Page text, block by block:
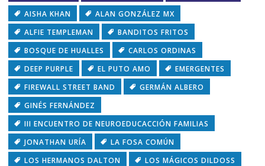
AISHA KHAN
ALAN GONZÁLEZ MX
ALFIE TEMPLEMAN
BANDITOS FRITOS
BOSQUE DE HUALLES
CARLOS ORDINAS
DEEP PURPLE
EL PUTO AMO
EMERGENTES
FIREWALL STREET BAND
GERMÁN ALBERO
GINÉS FERNÁNDEZ
III ENCUENTRO DE NEUROEDUCACCIÓN FAMILIAS
JONATHAN URÍA
LA FOSA COMÚN
LOS HERMANOS DALTON
LOS MÁGICOS DILDOSS